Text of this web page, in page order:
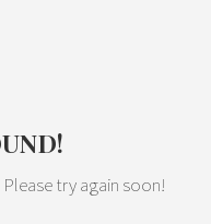
try again soon!